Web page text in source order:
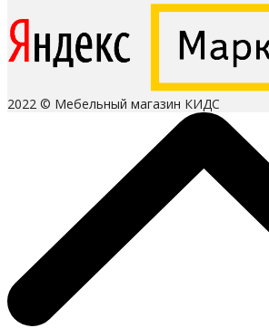
2022 © Мебельный магазин КИДС